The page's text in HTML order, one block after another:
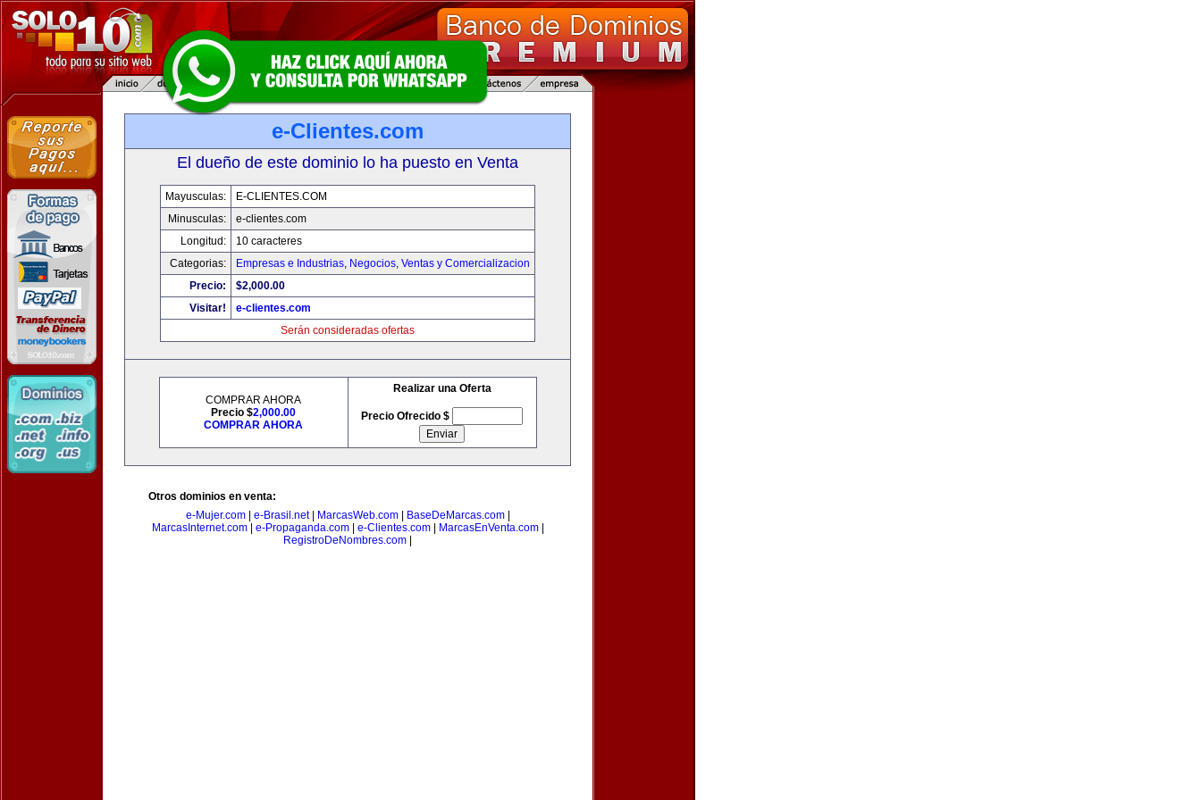
e-Clientes.com
El dueño de este dominio lo ha puesto en Venta
Mayusculas:
E-CLIENTES.COM
Minusculas:
e-clientes.com
Longitud:
10 caracteres
Categorias:
Empresas e Industrias, Negocios, Ventas y Comercializacion
Precio:
$2,000.00
Visitar!
e-clientes.com
Serán consideradas ofertas
COMPRAR AHORA
Precio $2,000.00
COMPRAR AHORA
Realizar una Oferta
Precio Ofrecido $
Otros dominios en venta:
e-Mujer.com| e-Brasil.net| MarcasWeb.com| BaseDeMarcas.com|
MarcasInternet.com| e-Propaganda.com| e-Clientes.com| MarcasEnVenta.com|
RegistroDeNombres.com